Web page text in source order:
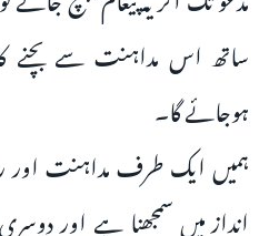
ساتھ اس مداہنت سے بچنے
ہوجائے گا۔
ہمیں ایک طرف مداہنت اور
انداز میں سمجھنا ہے اور